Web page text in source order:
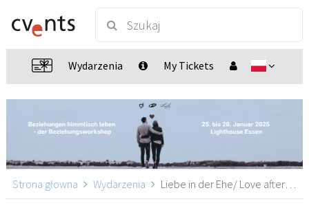
Wydarzenia My Tickets
Strona głowna Wydarzenia Liebe in der Ehe/ Love after Marriage/ LAM, Essen